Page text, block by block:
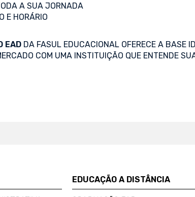
A SUA JORNADA
E HORÁRIO
EAD DA FASUL EDUCACIONAL OFERECE A BASE
COM UMA INSTITUIÇÃO QUE ENTENDE
EDUCAÇÃO A DISTÂNCIA